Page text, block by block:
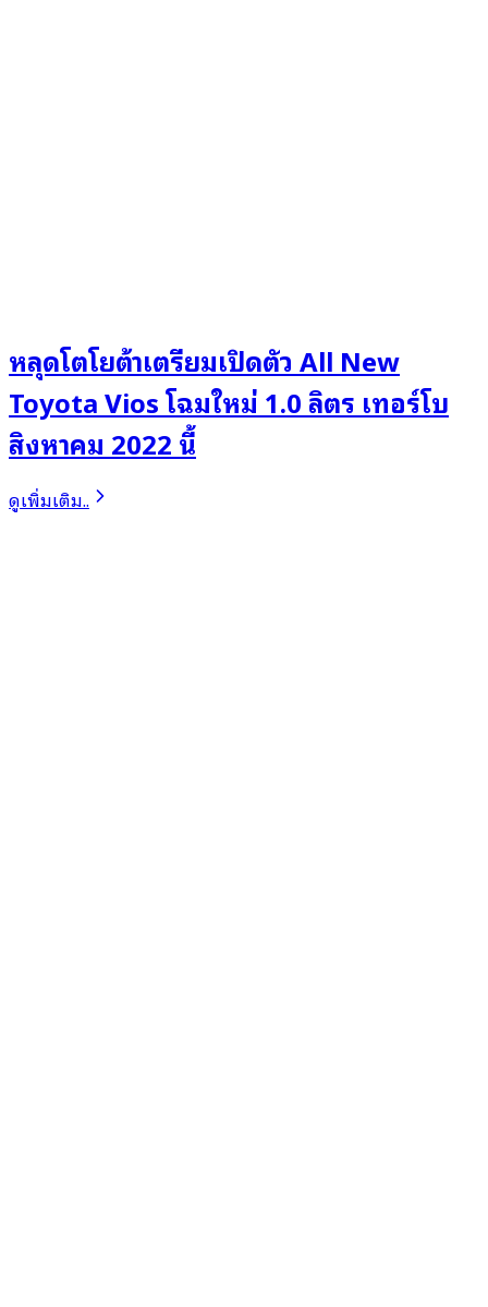
หลุดโตโยต้าเตรียมเปิดตัว All New
Toyota Vios โฉมใหม่ 1.0 ลิตร เทอร์โบ
สิงหาคม 2022 นี้
ดูเพิ่มเติม..